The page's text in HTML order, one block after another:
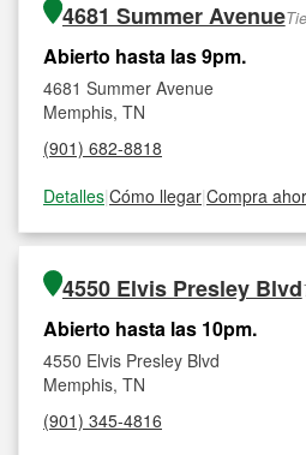
4681 Summer Avenue
Abierto hasta las 9pm.
4681 Summer Avenue
Memphis, TN
(901) 682-8818
Detalles|Cómo llegar|Compra
4550 Elvis Presley Blvd
Abierto hasta las 10pm.
4550 Elvis Presley Blvd
Memphis, TN
(901) 345-4816